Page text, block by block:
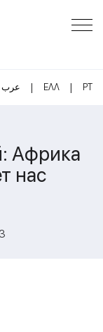
عرب | ΕΛΛ | PT
Африка
нас